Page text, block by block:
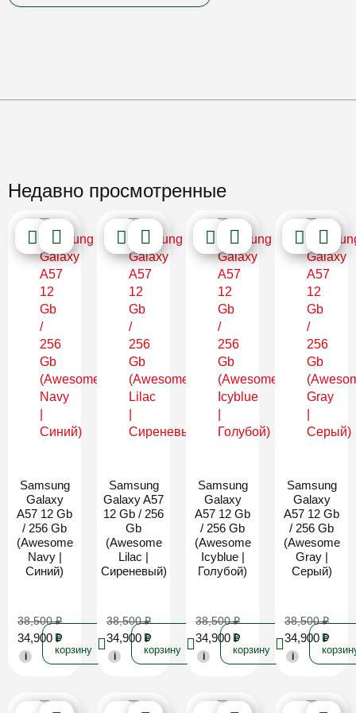
Недавно просмотренные
Samsung
Galaxy
A57 12 Gb
/ 256 Gb
(Awesome
Navy |
Синий)
38,500₽
34,900 ₽
i
В
корзину
Samsung
Galaxy A57
12 Gb / 256
Gb
(Awesome
Lilac |
Сиреневый)
38,500₽
34,900 ₽
i
В
корзину
Samsung
Galaxy
A57 12 Gb
/ 256 Gb
(Awesome
Icyblue |
Голубой)
38,500₽
34,900 ₽
i
В
корзину
Samsung
Galaxy
A57 12 Gb
/ 256 Gb
(Awesome
Gray |
Серый)
38,500₽
34,900 ₽
i
В